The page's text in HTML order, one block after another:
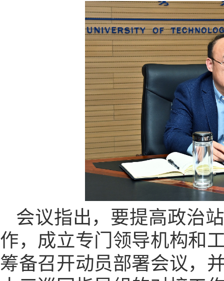
会议指出，要提高政治
作，成立专门领导机构和
筹备召开动员部署会议，